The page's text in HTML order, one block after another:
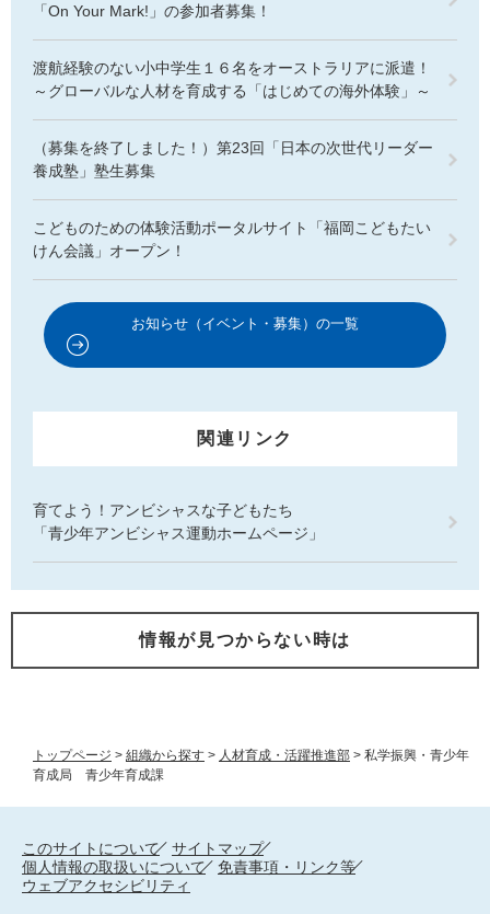
トップページ > 組織から探す > 人材育成・活躍推進部 > 私学振興・青少年
育成局 青少年育成課
「On Your Mark!」の参加者募集！
渡航経験のない小中学生１６名をオーストラリアに派遣！
～グローバルな人材を育成する「はじめての海外体験」～
（募集を終了しました！）第23回「日本の次世代リーダー
養成塾」塾生募集
こどものための体験活動ポータルサイト「福岡こどもたい
けん会議」オープン！
お知らせ（イベント・募集）の一覧
関連リンク
育てよう！アンビシャスな子どもたち
「青少年アンビシャス運動ホームページ」
情報が見つからない時は
このサイトについて
サイトマップ
個人情報の取扱いについて
免責事項・リンク等
ウェブアクセシビリティ